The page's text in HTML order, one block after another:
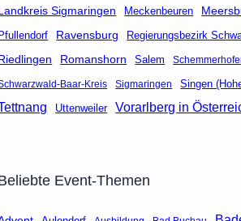
Sigmaringen Meckenbeuren
Pfullendorf Ravensburg Regierungsbezirk
Romanshorn Salem
Baar-Kreis Sigmaringen Singen
Uttenweiler Vorarlberg in
Event-Themen